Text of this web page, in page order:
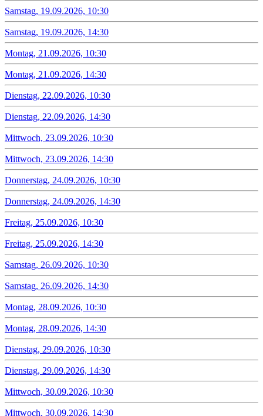
Samstag, 19.09.2026, 10:30
Samstag, 19.09.2026, 14:30
Montag, 21.09.2026, 10:30
Montag, 21.09.2026, 14:30
Dienstag, 22.09.2026, 10:30
Dienstag, 22.09.2026, 14:30
Mittwoch, 23.09.2026, 10:30
Mittwoch, 23.09.2026, 14:30
Donnerstag, 24.09.2026, 10:30
Donnerstag, 24.09.2026, 14:30
Freitag, 25.09.2026, 10:30
Freitag, 25.09.2026, 14:30
Samstag, 26.09.2026, 10:30
Samstag, 26.09.2026, 14:30
Montag, 28.09.2026, 10:30
Montag, 28.09.2026, 14:30
Dienstag, 29.09.2026, 10:30
Dienstag, 29.09.2026, 14:30
Mittwoch, 30.09.2026, 10:30
Mittwoch, 30.09.2026, 14:30